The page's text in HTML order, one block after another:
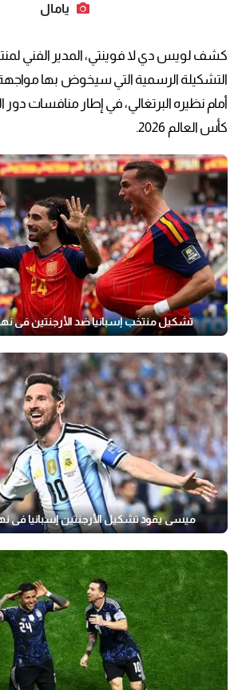
يامال
كشف لويس دي لا فوينتي، المدير الفني
التشكيلة الرسمية التي سيخوض بها مواجهة
كأس العالم 2026.
تشكيل منتخب إسبانيا ضد الأرجنتين في
ميسي يقود تشكيل الأرجنتين إسبانيا في